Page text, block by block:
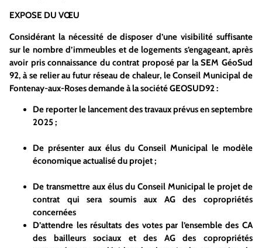
EXPOSE DU VŒU
Considérant la nécessité de disposer d’une visibilité suffisante
sur le nombre d’immeubles et de logements s’engageant, après
avoir pris connaissance du contrat proposé par la SEM GéoSud
92, à se relier au futur réseau de chaleur, le Conseil Municipal de
Fontenay-aux-Roses demande à la société GEOSUD92 :
De reporter le lancement des travaux prévus en septembre
2025 ;
De présenter aux élus du Conseil Municipal le modèle
économique actualisé du projet ;
De transmettre aux élus du Conseil Municipal le projet de
contrat qui sera soumis aux AG des copropriétés
concernées
D’attendre les résultats des votes par l’ensemble des CA
des bailleurs sociaux et des AG des copropriétés